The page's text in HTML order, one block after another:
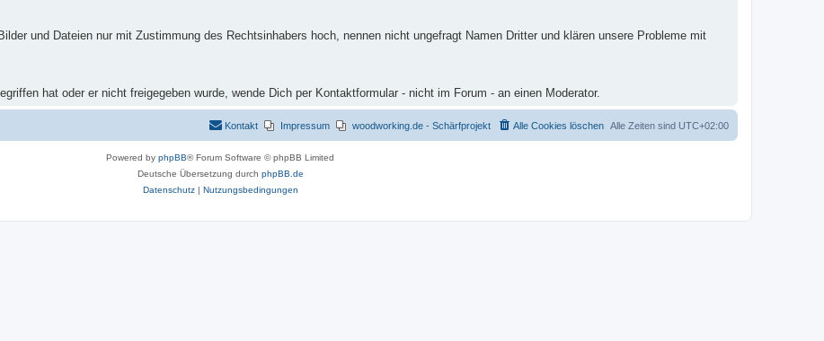
und Dateien nur mit Zustimmung des Rechtsinhabers hoch, nennen nicht ungefragt Namen Dritter und klären unsere Probleme mit
hat oder er nicht freigegeben wurde, wende Dich per Kontaktformular - nicht im Forum - an einen Moderator.
Alle Zeiten sind UTC+02:00
Alle Cookies löschen
woodworking.de - Schärfprojekt
Impressum
Kontakt
Powered by phpBB® Forum Software © phpBB Limited
Deutsche Übersetzung durch phpBB.de
Datenschutz| Nutzungsbedingungen